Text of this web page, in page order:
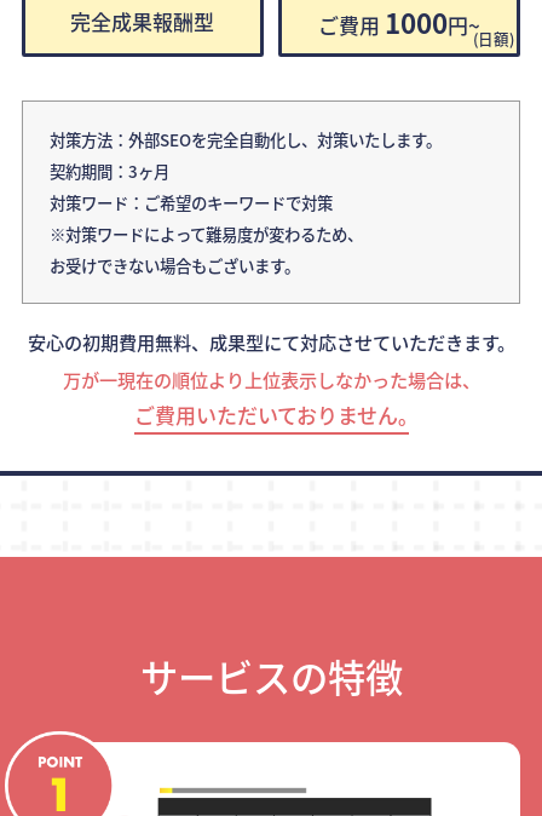
完全成果報酬型 ご費用 1000円~(日額)
対策方法：外部SEOを完全自動化し、対策いたします。
契約期間：3ヶ月
対策ワード：ご希望のキーワードで対策
※対策ワードによって難易度が変わるため、
お受けできない場合もございます。
安心の初期費用無料、成果型にて対応させていただきます。
万が一現在の順位より上位表示しなかった場合は、
ご費用いただいておりません｡
サービスの特徴